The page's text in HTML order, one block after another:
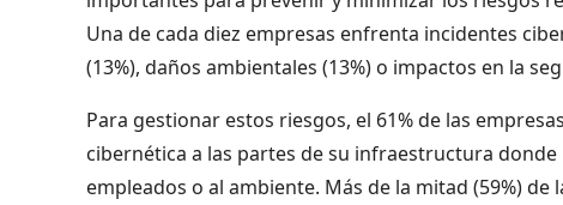
Una de cada diez empresas enfrenta incidentes
(13%), daños ambientales (13%) o impactos en la
Para gestionar estos riesgos, el 61% de las
cibernética a las partes de su infraestructura
empleados o al ambiente. Más de la mitad (59%)